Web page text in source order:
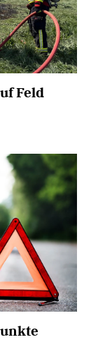
Feld